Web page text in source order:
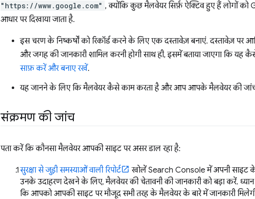
"https://www.google.com" , क्योंकि कुछ मैलवेयर सिर्फ़ ऐक्टिव हुए हैं लोगों
आधार पर दिखाया जाता है.
इस चरण के निष्कर्षों को रिकॉर्ड करने के लिए एक दस्तावेज़ बनाएं. दस्तावेज़
और जगह की जानकारी शामिल करनी होगी साथ ही, इसमें बताया जाएगा कि यह
साफ़ करें और बनाए रखें.
यह जानने के लिए कि मैलवेयर कैसे काम करता है और आप आपके मैलवेयर की जांच
संक्रमण की जांच
पता करें कि कौनसा मैलवेयर आपकी साइट पर असर डाल रहा है:
सुरक्षा से जुड़ी समस्याओं वाली रिपोर्ट
खोलें Search Console में अपनी साइट
उनके उदाहरण देखने के लिए, मैलवेयर की चेतावनी की जानकारी को बड़ा करें.
कि आपको आपकी साइट पर मौजूद सभी तरह के मैलवेयर के बारे में जानकारी